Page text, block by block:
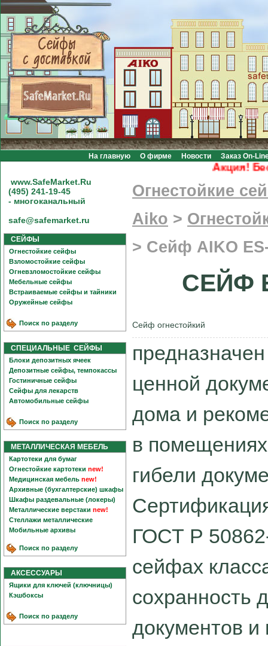
На главную О фирме Новости Заказ On-
Акция!
www.SafeMarket.Ru
(495) 241-19-45
- многоканальный
safe@safemarket.ru
СЕЙФЫ
Огнестойкие сейфы
Взломостойкие сейфы
Огневзломостойкие сейфы
Мебельные сейфы
Встраиваемые сейфы и тайники
Оружейные сейфы
Поиск по разделу
СПЕЦИАЛЬНЫЕ СЕЙФЫ
Блоки депозитных ячеек
Депозитные сейфы, темпокассы
Гостиничные сейфы
Сейфы для лекарств
Автомобильные сейфы
Поиск по разделу
МЕТАЛЛИЧЕСКАЯ МЕБЕЛЬ
Картотеки для бумаг
Огнестойкие картотеки new!
Медицинская мебель new!
Архивные (бухгалтерские) шкафы
Шкафы раздевальные (локеры)
Металлические верстаки new!
Стеллажи металлические
Мобильные архивы
Поиск по разделу
АКСЕССУАРЫ
Ящики для ключей (ключницы)
Кэшбоксы
Поиск по разделу
Огнестойкие
Aiko >
> Сейф AIKO
СЕЙФ
Сейф огнестойкий
ценной
дома и
в
гибели
ГОСТ Р
сейфах
сохранность
документов и